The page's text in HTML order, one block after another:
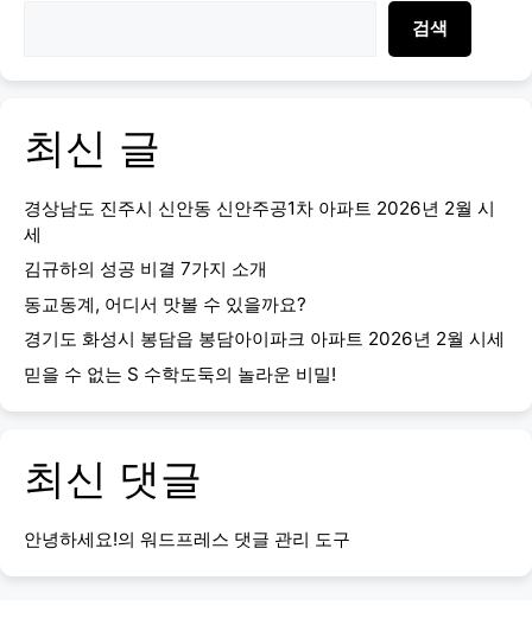
검색
최신 글
경상남도 진주시 신안동 신안주공1차 아파트 2026년 2월 시
세
김규하의 성공 비결 7가지 소개
동교동계, 어디서 맛볼 수 있을까요?
경기도 화성시 봉담읍 봉담아이파크 아파트 2026년 2월 시세
믿을 수 없는 S 수학도둑의 놀라운 비밀!
최신 댓글
안녕하세요!의 워드프레스 댓글 관리 도구